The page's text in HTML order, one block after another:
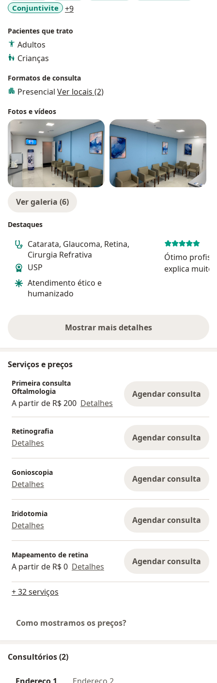
Conjuntivite
+9a11y_sr_more_diseases
Pacientes que trato
Adultos
Crianças
Formatos de consulta
Presencial Ver locais (2)
Fotos e vídeos
Ver galeria (6)
Destaques
Catarata, Glaucoma, Retina,
Cirurgia Refrativa
USP
Atendimento ético e
humanizado
Ótimo
explica muito
Mostrar mais detalhes
sobre a experiência
Serviços e preços
Primeira consulta
Oftalmologia
A partir de R$ 200 Detalhes
Agendar consulta
Retinografia
Detalhes Agendar consulta
Gonioscopia
Detalhes Agendar consulta
Iridotomia
Detalhes Agendar consulta
Mapeamento de retina
A partir de R$ 0 Detalhes Agendar consulta
+ 32 serviços
Como mostramos os preços?
Consultórios (2)